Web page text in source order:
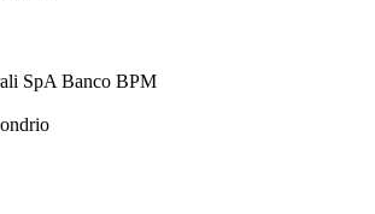
SpA Banco BPM